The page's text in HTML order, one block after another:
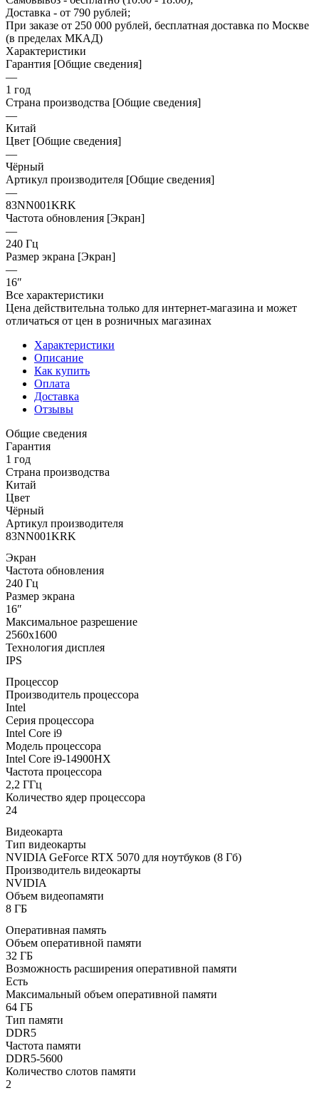
Доставка - от 790 рублей;
При заказе от 250 000 рублей, бесплатная доставка по Москве
(в пределах МКАД)
Характеристики
Гарантия [Общие сведения]
—
1 год
Страна производства [Общие сведения]
—
Китай
Цвет [Общие сведения]
—
Чёрный
Артикул производителя [Общие сведения]
—
83NN001KRK
Частота обновления [Экран]
—
240 Гц
Размер экрана [Экран]
—
16″
Все характеристики
Цена действительна только для интернет-магазина и может
отличаться от цен в розничных магазинах
Характеристики
Описание
Как купить
Оплата
Доставка
Отзывы
Общие сведения
Гарантия
1 год
Страна производства
Китай
Цвет
Чёрный
Артикул производителя
83NN001KRK
Экран
Частота обновления
240 Гц
Размер экрана
16″
Максимальное разрешение
2560x1600
Технология дисплея
IPS
Процессор
Производитель процессора
Intel
Серия процессора
Intel Core i9
Модель процессора
Intel Core i9-14900HX
Частота процессора
2,2 ГГц
Количество ядер процессора
24
Видеокарта
Тип видеокарты
NVIDIA GeForce RTX 5070 для ноутбуков (8 Гб)
Производитель видеокарты
NVIDIA
Объем видеопамяти
8 ГБ
Оперативная память
Объем оперативной памяти
32 ГБ
Возможность расширения оперативной памяти
Есть
Максимальный объем оперативной памяти
64 ГБ
Тип памяти
DDR5
Частота памяти
DDR5-5600
Количество слотов памяти
2